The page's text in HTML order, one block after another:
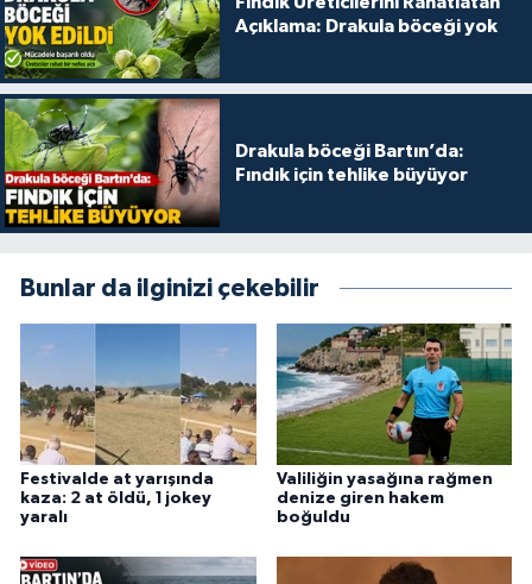
Açıklama: Drakula böceği yok
Drakula böceği Bartın’da:
Fındık için tehlike büyüyor
Bunlar da ilginizi çekebilir
Festivalde at yarışında
kaza: 2 at öldü, 1 jokey
yaralı
Valiliğin yasağına rağmen
denize giren hakem
boğuldu